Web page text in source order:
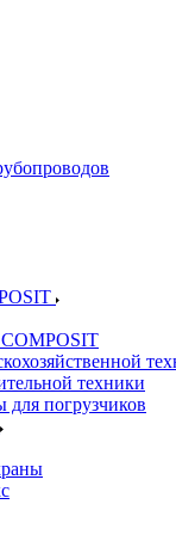
техники
погрузчиков